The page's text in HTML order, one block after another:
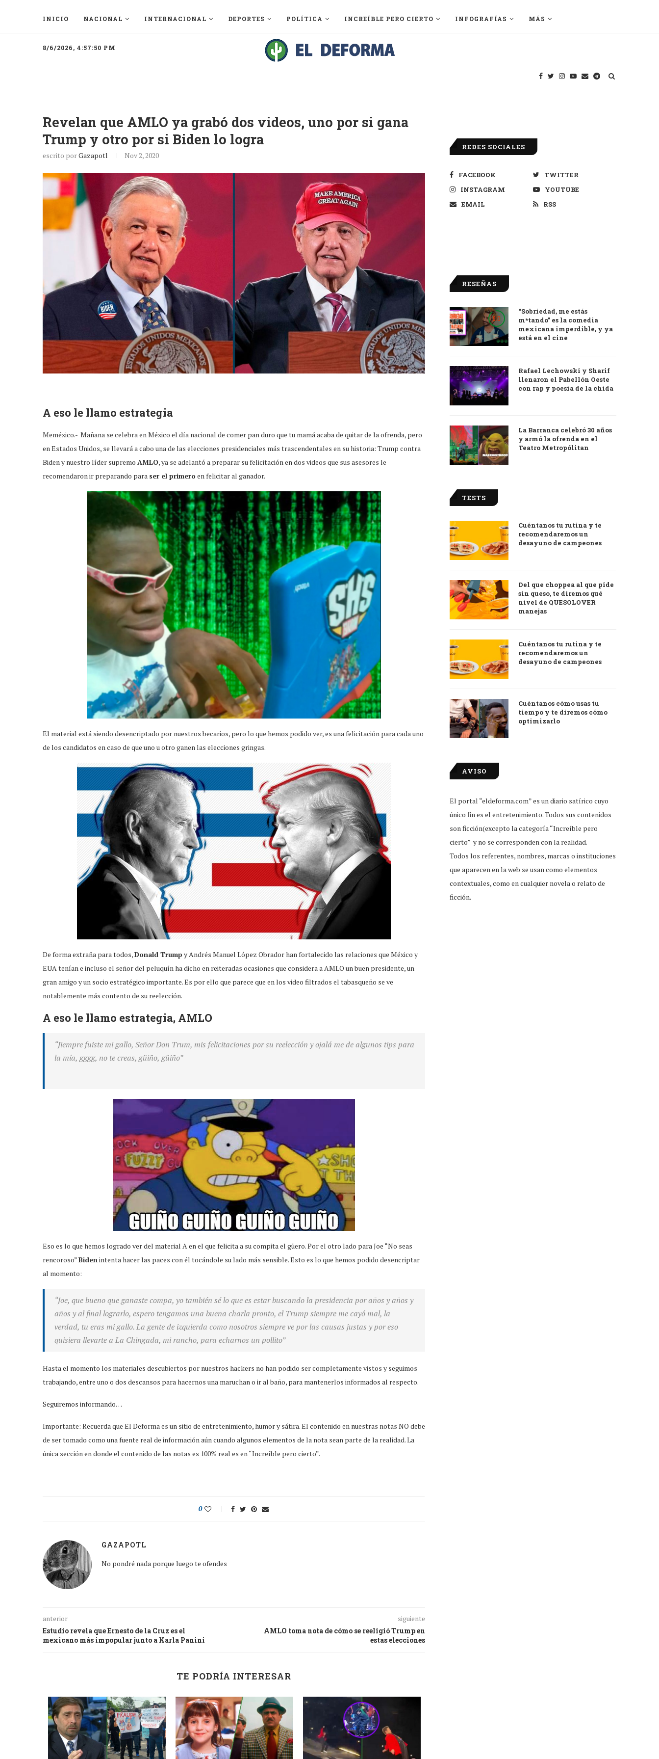
INICIO NACIONAL INTERNACIONAL DEPORTES POLÍTICA INCREÍBLE PERO CIERTO INFOGRAFÍAS MÁS
8/6/2026, 4:57:50 PM
Revelan que AMLO ya grabó dos videos, uno por si gana
Trump y otro por si Biden lo logra
escrito porGazapotl Nov 2, 2020
A eso le llamo estrategia
Meméxico.- Mañana se celebra en México el día nacional de comer pan duro que tu mamá acaba de quitar de la ofrenda, pero
en Estados Unidos, se llevará a cabo una de las elecciones presidenciales más trascendentales en su historia: Trump contra
Biden y nuestro líder supremo AMLO, ya se adelantó a preparar su felicitación en dos videos que sus asesores le
recomendaron ir preparando para ser el primeroen felicitar al ganador.
El material está siendo desencriptado por nuestros becarios, pero lo que hemos podido ver, es una felicitación para cada uno
de los candidatos en caso de que uno u otro ganen las elecciones gringas.
De forma extraña para todos,Donald Trump y Andrés Manuel López Obrador han fortalecido las relaciones que México y
EUA tenían e incluso el señor del peluquín ha dicho en reiteradas ocasiones que considera a AMLO un buen presidente, un
gran amigo y un socio estratégico importante. Es por ello que parece que en los video filtrados el tabasqueño se ve
notablemente más contento de su reelección.
A eso le llamo estrategia, AMLO
“Jiempre fuiste mi gallo, Señor Don Trum, mis felicitaciones por su reelección y ojalá me de algunos tips para
la mía, gggg, no te creas, güiño, güiño”
Eso es lo que hemos logrado ver del material A en el que felicita a su compita el güero. Por el otro lado para Joe “No seas
rencoroso”Bidenintenta hacer las paces con él tocándole su lado más sensible. Esto es lo que hemos podido desencriptar
al momento:
“Joe, que bueno que ganaste compa, yo también sé lo que es estar buscando la presidencia por años y años y
años y al final lograrlo, espero tengamos una buena charla pronto, el Trump siempre me cayó mal, la
verdad, tu eras mi gallo. La gente de izquierda como nosotros siempre ve por las causas justas y por eso
quisiera llevarte a La Chingada, mi rancho, para echarnos un pollito”
Hasta el momento los materiales descubiertos por nuestros hackers no han podido ser completamente vistos y seguimos
trabajando, entre uno o dos descansos para hacernos una maruchan o ir al baño, para mantenerlos informados al respecto.
Seguiremos informando…
Importante: Recuerda que El Deforma es un sitio de entretenimiento, humor y sátira. El contenido en nuestras notas NO debe
de ser tomado como una fuente real de información aún cuando algunos elementos de la nota sean parte de la realidad. La
única sección en donde el contenido de las notas es 100% real es en “Increíble pero cierto”.
0
GAZAPOTL
No pondré nada porque luego te ofendes
anterior
Estudio revela que Ernesto de la Cruz es el
mexicano más impopular junto a Karla Panini
siguiente
AMLO toma nota de cómo se reeligió Trump en
estas elecciones
TE PODRÍA INTERESAR
REDES SOCIALES
FACEBOOK
TWITTER
INSTAGRAM
YOUTUBE
EMAIL
RSS
RESEÑAS
9.0
“Sobriedad, me estás
m*tando” es la comedia
mexicana imperdible, y ya
está en el cine
Rafael Lechowski y Sharif
llenaron el Pabellón Oeste
con rap y poesía de la chida
La Barranca celebró 30 años
y armó la ofrenda en el
Teatro Metropólitan
TESTS
Cuéntanos tu rutina y te
recomendaremos un
desayuno de campeones
Del que choppea al que pide
sin queso, te diremos qué
nivel de QUESOLOVER
manejas
Cuéntanos tu rutina y te
recomendaremos un
desayuno de campeones
Cuéntanos cómo usas tu
tiempo y te diremos cómo
optimizarlo
AVISO
El portal “eldeforma.com” es un diario satírico cuyo
único fin es el entretenimiento. Todos sus contenidos
son ficción(excepto la categoría “Increíble pero
cierto” y no se corresponden con la realidad.
Todos los referentes, nombres, marcas o instituciones
que aparecen en la web se usan como elementos
contextuales, como en cualquier novela o relato de
ficción.